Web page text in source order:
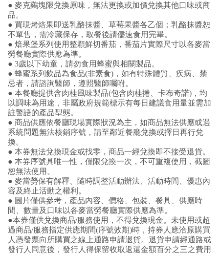
● 麥克鷄塊限兌換原味，無法更換或加價兌換其他口味或商
品。
● 買現烤焙果即送乳酪抹醬、草莓果醬各乙個；乳酪抹醬恕
不單售，需冷藏保存，取餐後請儘速食用完畢。
● 焙果堡系列使用整顆鮮切番茄，番茄片實際尺寸以各麥當
勞餐廳實際供應為準。
● 3歲以下幼童，請勿食用蜂蜜與相關製品。
● 蜂蜜系列飲品為食品(非素食)，如有特殊體質、疾病、禁
忌者，請諮詢醫師，遵照醫師囑咐。
● 本餐廳提供含肉桂風味製品(包含肉桂捲、卡布奇諾)，均
以調味為用途，非屬政府規範標示有每日建議食用量並需加
註警語的產品型態。
● 商品供應依餐廳現場實際狀況為主，如商品無法供應或遇
系統問題無法核銷序號，請至鄰近餐廳兌換或擇日再行兌
換。
● 本券無法兌換現金或找零，商品一經兌換即不接受退貨。
● 本券序號具唯一性，僅限兌換一次，不可重複使用，截圖
恕無法使用。
● 麥當勞保有解釋、隨時調整活動辦法、活動時間、優惠內
容及終止活動之權利。
● 圖片僅供參考，產品內容、價格、包裝、餐具、供應時
間、數量及口味以各麥當勞餐廳實際供應為準。
●本券僅供兌換商品/服務使用，不得兌換現金。未使用或超
過商品/服務指定供應期間(序號效期)時，持券人應洽原購買
人憑發票向所購買之線上通路申請退貨。退貨申請經通路或
發行人同意後，發行人得保留收取返還金額百分之三之費用